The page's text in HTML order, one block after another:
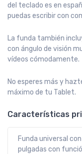
del teclado es en
puedas escribir con
La funda también
con ángulo de visión
vídeos cómodamente.
No esperes más y
máximo de tu Tablet.
Características
Funda universal
pulgadas con